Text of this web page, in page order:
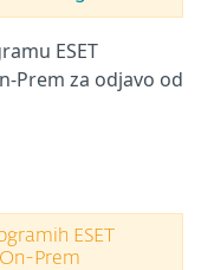
ESET
Prem za odjavo od
ESET
On-Prem